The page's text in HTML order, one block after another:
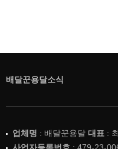
배달꾼용달소식
업체명 : 배달꾼용달 대표 :